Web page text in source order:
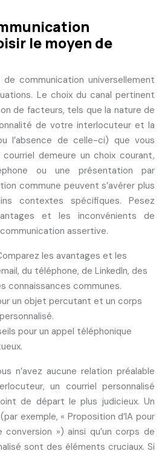
le moyen de
communication universellement
Le choix du canal pertinent
de facteurs, tels que la nature de
de votre interlocuteur et la
l’absence de celle-ci) que vous
demeure un choix courant,
ou une présentation par
commune peuvent s’avérer plus
contextes spécifiques. Pesez
et les inconvénients de
assertive.
les avantages et les
du téléphone, de LinkedIn, des
connaissances communes.
un objet percutant et un corps
pour un appel téléphonique
n’avez aucune relation préalable
un courriel personnalisé
de départ le plus judicieux. Un
exemple, « Proposition d’IA pour
») ainsi qu’un corps de
sont des éléments cruciaux. Si